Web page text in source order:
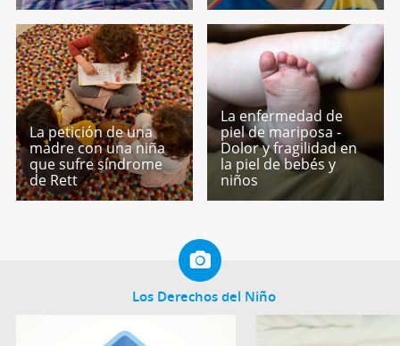
La petición de una
madre con una niña
que sufre síndrome
de Rett
La enfermedad de
piel de mariposa -
Dolor y fragilidad en
la piel de bebés y
niños
Los Derechos del Niño